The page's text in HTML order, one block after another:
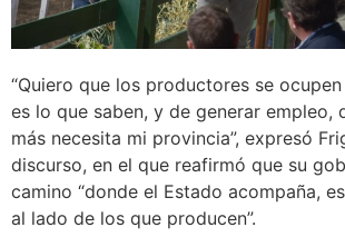
“Quiero que los productores se
es lo que saben, y de generar empleo,
más necesita mi provincia”, expresó
discurso, en el que reafirmó que su
camino “donde el Estado acompaña,
al lado de los que producen”.